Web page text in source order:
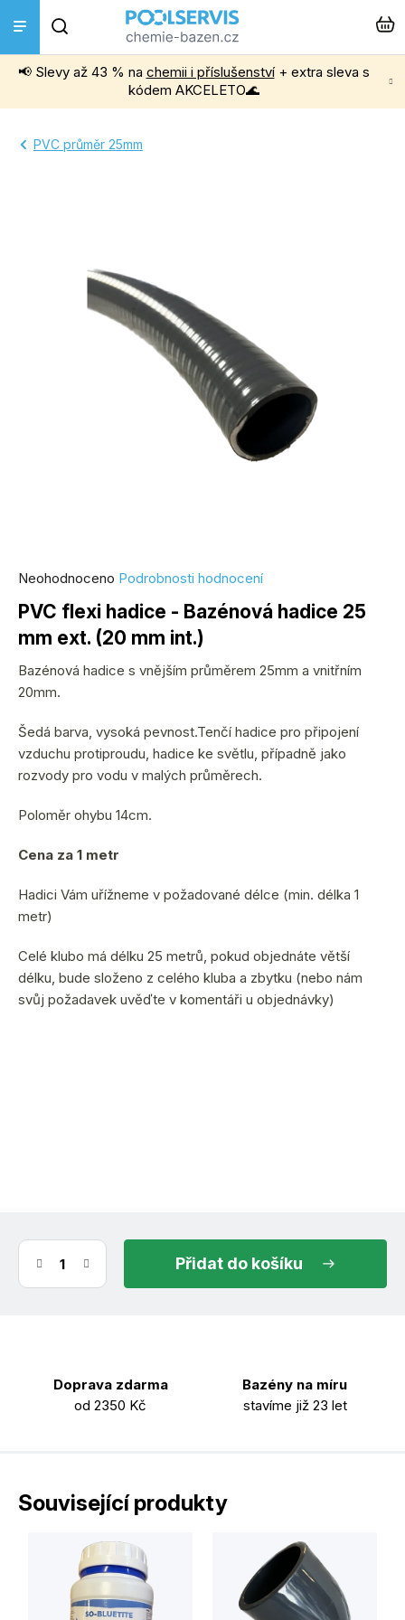
obsah
📢 Slevy až 43 % na chemii i příslušenství+ extra sleva s
kódem AKCELETO🌊
Bazénová chemie
Ohřev bazénu
Instalace a montáž
PVC průměr 25mm
PVC flexi hadice - Bazénová hadice 25
mm ext. (20 mm int.)
Průměrné
hodnocení
produktu
je
0,0
z
hvězdiček.
Neohodnoceno Podrobnosti hodnocení
Bazénová hadice s vnějším průměrem 25mm a vnitřním
20mm.
Šedá barva, vysoká pevnost.Tenčí hadice pro připojení
vzduchu protiproudu, hadice ke světlu, případně jako
rozvody pro vodu v malých průměrech.
Poloměr ohybu 14cm.
Cena za 1 metr
Hadici Vám uřížneme v požadované délce (min. délka 1
metr)
Celé klubo má délku 25 metrů, pokud objednáte větší
délku, bude složeno z celého kluba a zbytku (nebo nám
svůj požadavek uvěďte v komentáři u objednávky)
do košíku
Doprava zdarma
od 2350 Kč
Bazény na míru
stavíme již 23 let
Související produkty